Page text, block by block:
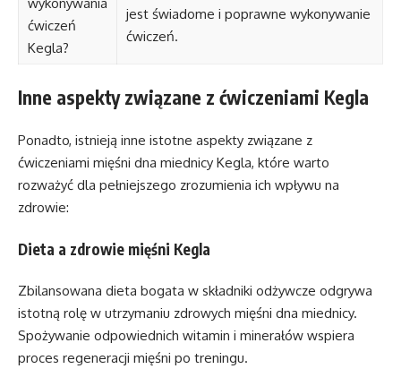
ćwiczeń
Kegla?
jest świadome i poprawne wykonywanie
ćwiczeń.
Inne aspekty związane z ćwiczeniami Kegla
Ponadto, istnieją inne istotne aspekty związane z
ćwiczeniami mięśni dna miednicy Kegla, które warto
rozważyć dla pełniejszego zrozumienia ich wpływu na
zdrowie:
Dieta a zdrowie mięśni Kegla
Zbilansowana dieta bogata w składniki odżywcze odgrywa
istotną rolę w utrzymaniu zdrowych mięśni dna miednicy.
Spożywanie odpowiednich witamin i minerałów wspiera
proces regeneracji mięśni po treningu.